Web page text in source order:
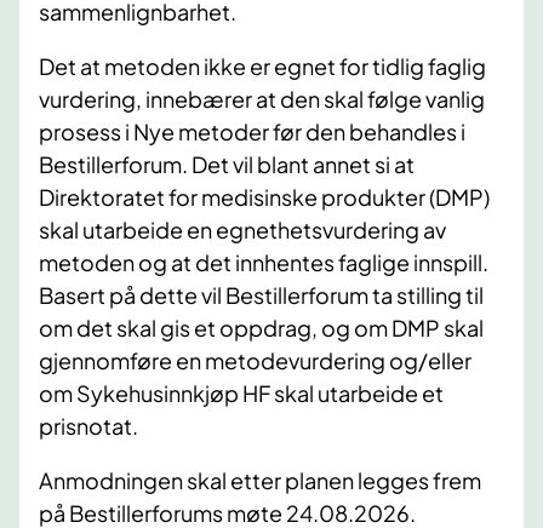
sammenlignbarhet.
Det at metoden ikke er egnet for tidlig faglig
vurdering, innebærer at den skal følge vanlig
prosess i Nye metoder før den behandles i
Bestillerforum. Det vil blant annet si at
Direktoratet for medisinske produkter (DMP)
skal utarbeide en egnethetsvurdering av
metoden og at det innhentes faglige innspill.
Basert på dette vil Bestillerforum ta stilling til
om det skal gis et oppdrag, og om DMP skal
gjennomføre en metodevurdering og/eller
om Sykehusinnkjøp HF skal utarbeide et
prisnotat.
Anmodningen skal etter planen legges frem
på Bestillerforums møte 24.08.2026.